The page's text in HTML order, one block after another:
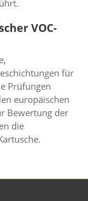
VOC-
für
Prüfungen
europäischen
Bewertung der
die